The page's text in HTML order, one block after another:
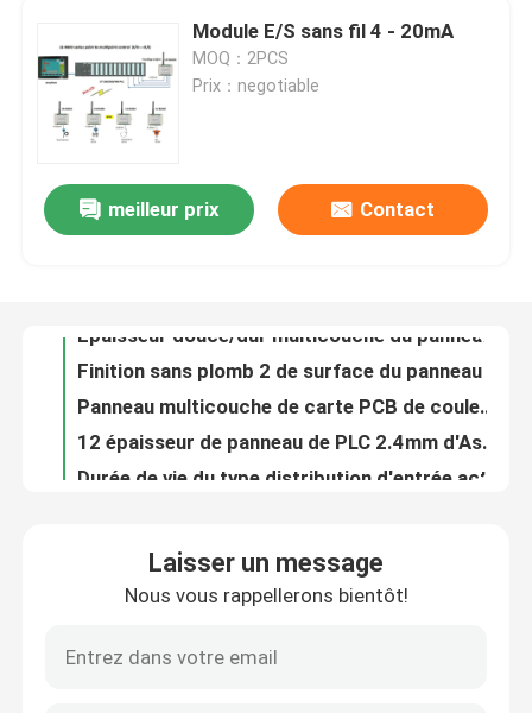
Produits
Contrôle de la qualité
Nous contacter
Module E/S sans fil 4 - 20mA
MOQ：2PCS
Prix：negotiable
meilleur prix Contact
Carte électronique multicouche de produits d'automation 12 couches de longue durée de vie
Laisser un message
Nous vous rappellerons bientôt!